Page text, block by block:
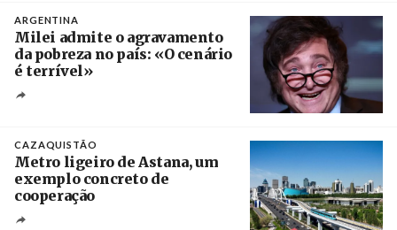
ARGENTINA
Milei admite o agravamento
da pobreza no país: «O cenário
é terrível»
CAZAQUISTÃO
Metro ligeiro de Astana, um
exemplo concreto de
cooperação